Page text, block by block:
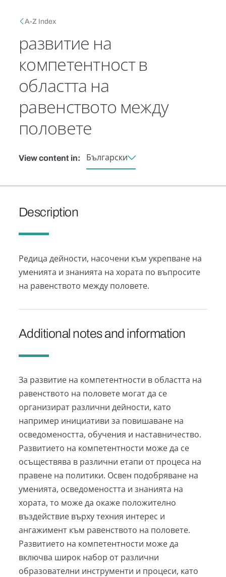
Breadcrumb
A-Z Index
развитие на
компетентност в
областта на
равенството между
половете
View content in: Български
Description
Редица дейности, насочени към укрепване на
уменията и знанията на хората по въпросите
на равенството между половете.
Additional notes and information
За развитие на компетентности в областта на
равенството на половете могат да се
организират различни дейности, като
например инициативи за повишаване на
осведомеността, обучения и наставничество.
Развитието на компетентности може да се
осъществява в различни етапи от процеса на
правене на политики. Освен подобряване на
уменията, осведомеността и знанията на
хората, то може да окаже положително
въздействие върху техния интерес и
ангажимент към равенството на половете.
Развитието на компетентности може да
включва широк набор от различни
образователни инструменти и процеси, като